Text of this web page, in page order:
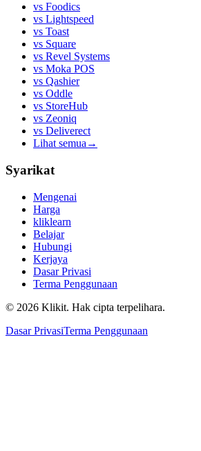
vs Foodics
vs Lightspeed
vs Toast
vs Square
vs Revel Systems
vs Moka POS
vs Qashier
vs Oddle
vs StoreHub
vs Zeoniq
vs Deliverect
Lihat semua →
Syarikat
Mengenai
Harga
kliklearn
Belajar
Hubungi
Kerjaya
Dasar Privasi
Terma Penggunaan
© 2026 Klikit. Hak cipta terpelihara.
Dasar PrivasiTerma Penggunaan